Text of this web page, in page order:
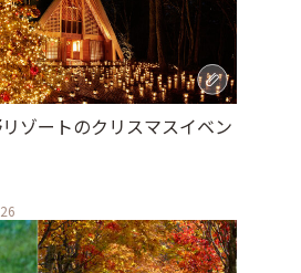
ゾートのクリスマスイベン